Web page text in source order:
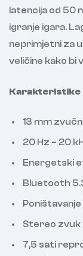
latencija od 50
igranje igara.
neprimjetni za
veličine kako bi
Karakteristike
13 mm
20 Hz – 20
Energetski
Bluetooth
Stereo zvuk
7,5 sati